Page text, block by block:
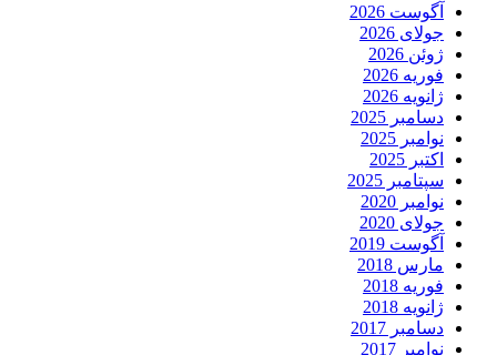
آگوست 2026
جولای 2026
ژوئن 2026
فوریه 2026
ژانویه 2026
دسامبر 2025
نوامبر 2025
اکتبر 2025
سپتامبر 2025
نوامبر 2020
جولای 2020
آگوست 2019
مارس 2018
فوریه 2018
ژانویه 2018
دسامبر 2017
نوامبر 2017